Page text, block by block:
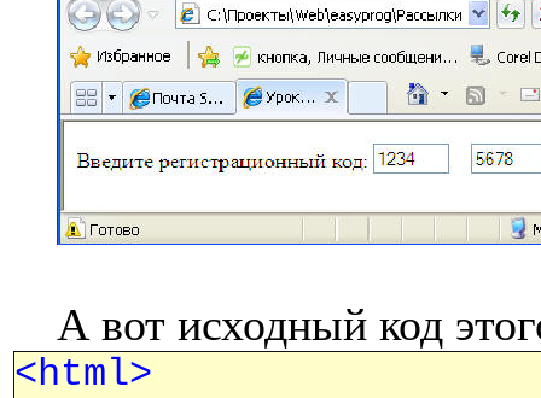
А вот исходный код
<html>